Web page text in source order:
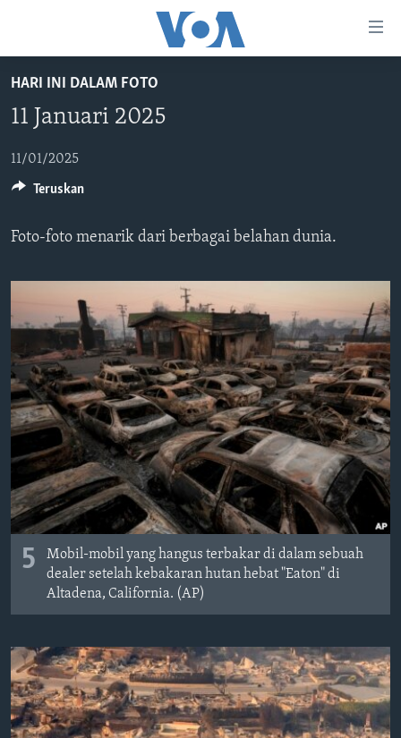
Akses
ke
Utama
Lanjut
Navigasi
Lanjut
Pencarian
DUNIA
VIDEO
POLYGRAPH
DAFTAR PROGRAM
IKUTI KAMI
Bahasa-bahasa
HARI INI DALAM FOTO
11 Januari 2025
11/01/2025
Foto-foto menarik dari berbagai belahan dunia.
5
Mobil-mobil yang hangus terbakar di dalam sebuah
dealer setelah kebakaran hutan hebat "Eaton" di
Altadena, California. (AP)
Teruskan